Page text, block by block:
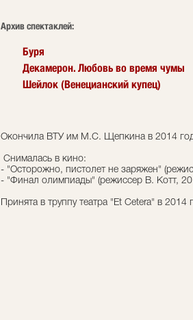
Архив спектаклей:
Буря
Декамерон. Любовь во время чумы
Шейлок (Венецианский купец)
Окончила ВТУ им М.С. Щепкина в 2014
Снималась в кино:
- "Осторожно, пистолет не заряжен"
- "Финал олимпиады" (режиссер В. Котт,
Принята в труппу театра "Et Cetera" в 2014